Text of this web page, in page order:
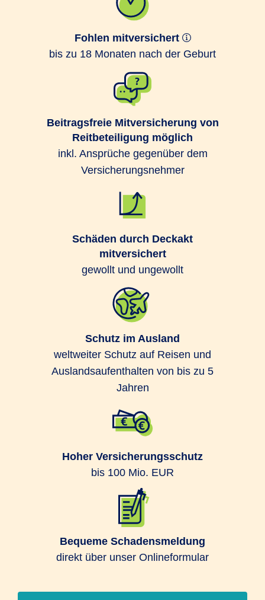
Fohlen mitversichert
bis zu 18 Monaten nach der Geburt
Beitragsfreie Mitversicherung von
Reitbeteiligung möglich
inkl. Ansprüche gegenüber dem
Versicherungsnehmer
Schäden durch Deckakt
mitversichert
gewollt und ungewollt
Schutz im Ausland
weltweiter Schutz auf Reisen und
Auslandsaufenthalten von bis zu 5
Jahren
Hoher Versicherungsschutz
bis 100 Mio. EUR
Bequeme Schadensmeldung
direkt über unser Onlineformular